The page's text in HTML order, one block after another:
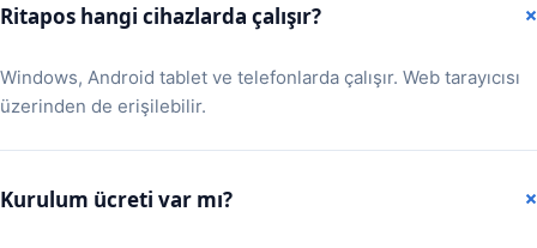
Ritapos hangi cihazlarda çalışır?
Windows, Android tablet ve telefonlarda çalışır. Web tarayıcısı
üzerinden de erişilebilir.
Kurulum ücreti var mı?